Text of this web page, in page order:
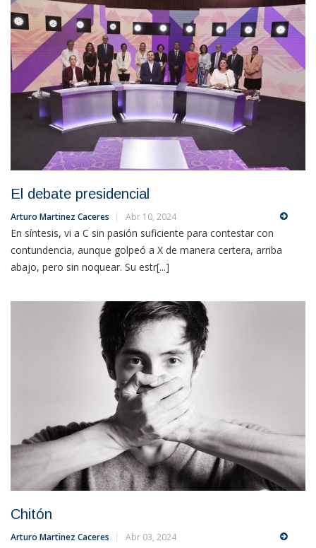
El debate presidencial
Arturo Martinez Caceres Abr 10, 2024
En síntesis, vi a C sin pasión suficiente para contestar con
contundencia, aunque golpeó a X de manera certera, arriba
abajo, pero sin noquear. Su estr[...]
Chitón
Arturo Martinez Caceres Abr 03, 2024